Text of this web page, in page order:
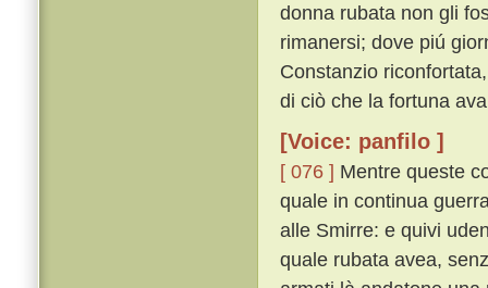
donna rubata non gli
rimanersi; dove piú
Constanzio
di ciò che la fortuna
[Voice: panfilo ]
[ 076 ] Mentre queste
quale in continua
alle Smirre: e quivi
quale rubata avea,